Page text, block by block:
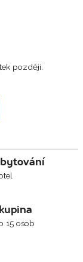
později.
15 osob